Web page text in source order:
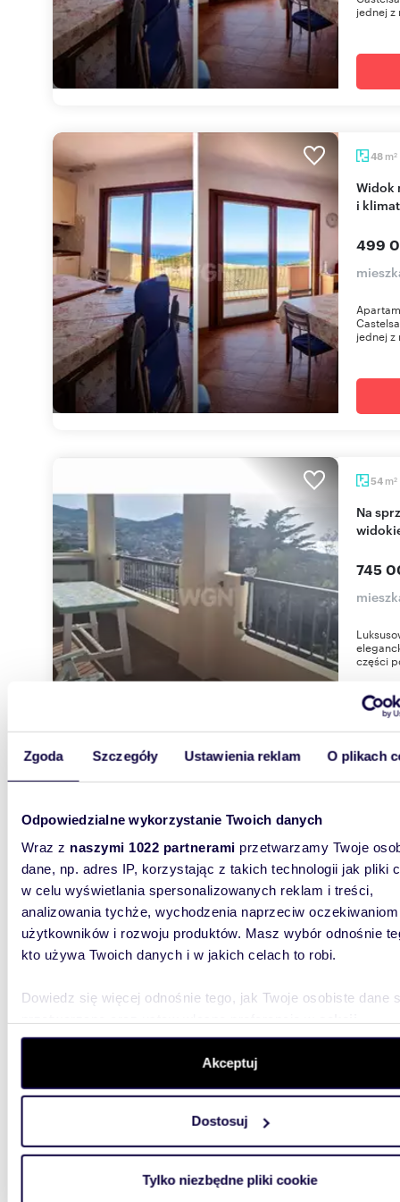
Zgoda Szczegóły Ustawienia reklam O plikach
Odpowiedzialne wykorzystanie Twoich danych
Wraz z naszymi 1022 partnerami przetwarzamy Twoje
dane, np. adres IP, korzystając z takich technologii jak pliki
w celu wyświetlania spersonalizowanych reklam i treści,
analizowania tychże, wychodzenia naprzeciw oczekiwaniom
użytkowników i rozwoju produktów. Masz wybór odnośnie
kto używa Twoich danych i w jakich celach to robi.
Dowiedz się więcej odnośnie tego, jak Twoje osobiste dane
szczegółów. W Deklaracji plików cookie możesz zmienić
wycofać swoją zgodę w dowolnej chwili.
aby oferować funkcje społecznościowe i analizować ruch w
witrynie. Informacje o tym, jak korzystasz z naszej witryny,
analitycznym. Partnerzy mogą połączyć te informacje z
Akceptuj
Dostosuj
Tylko niezbędne pliki cookie
jednej
48 m2
Widok na morze! Apartament z patio, parkingiem
i
499
jednej
54 m2
Na sprzedaż luksusowy apartament 54 m² z
745
części
basen)
745
Zapraszam do luksusowego apartamentu 42 m² z